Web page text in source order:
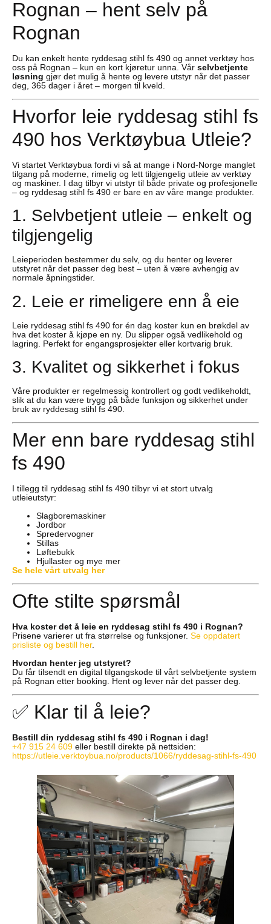
Rognan – hent selv på
Rognan
Du kan enkelt hente ryddesag stihl fs 490 og annet verktøy hos
oss på Rognan – kun en kort kjøretur unna. Vår selvbetjente
løsning gjør det mulig å hente og levere utstyr når det passer
deg, 365 dager i året – morgen til kveld.
Hvorfor leie ryddesag stihl fs
490 hos Verktøybua Utleie?
Vi startet Verktøybua fordi vi så at mange i Nord-Norge manglet
tilgang på moderne, rimelig og lett tilgjengelig utleie av verktøy
og maskiner. I dag tilbyr vi utstyr til både private og profesjonelle
– og ryddesag stihl fs 490 er bare en av våre mange produkter.
1. Selvbetjent utleie – enkelt og
tilgjengelig
Leieperioden bestemmer du selv, og du henter og leverer
utstyret når det passer deg best – uten å være avhengig av
normale åpningstider.
2. Leie er rimeligere enn å eie
Leie ryddesag stihl fs 490 for én dag koster kun en brøkdel av
hva det koster å kjøpe en ny. Du slipper også vedlikehold og
lagring. Perfekt for engangsprosjekter eller kortvarig bruk.
3. Kvalitet og sikkerhet i fokus
Våre produkter er regelmessig kontrollert og godt vedlikeholdt,
slik at du kan være trygg på både funksjon og sikkerhet under
bruk av ryddesag stihl fs 490.
Mer enn bare ryddesag stihl
fs 490
I tillegg til ryddesag stihl fs 490 tilbyr vi et stort utvalg
utleieutstyr:
Slagboremaskiner
Jordbor
Spredervogner
Stillas
Løftebukk
Hjullaster og mye mer
Se hele vårt utvalg her
Ofte stilte spørsmål
Hva koster det å leie en ryddesag stihl fs 490 i Rognan?
Prisene varierer ut fra størrelse og funksjoner. Se oppdatert
prisliste og bestill her.
Hvordan henter jeg utstyret?
Du får tilsendt en digital tilgangskode til vårt selvbetjente system
på Rognan etter booking. Hent og lever når det passer deg.
✅ Klar til å leie?
Bestill din ryddesag stihl fs 490 i Rognan i dag!
+47 915 24 609 eller bestill direkte på nettsiden:
https://utleie.verktoybua.no/products/1066/ryddesag-stihl-fs-490